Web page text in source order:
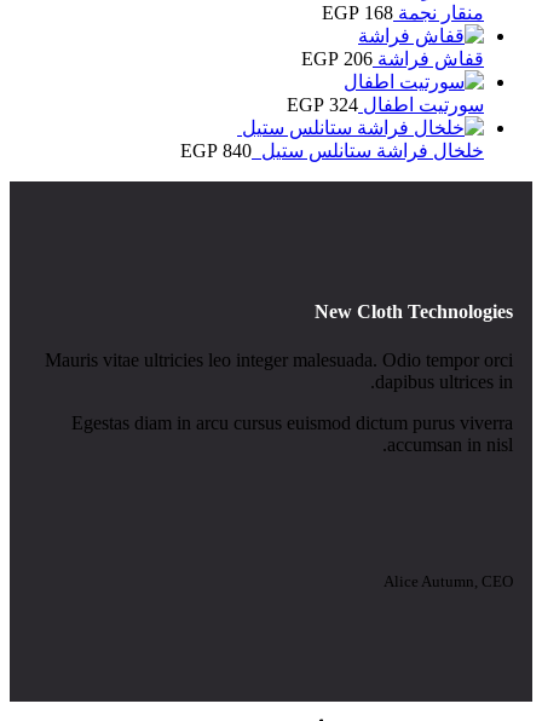
منقار نجمة EGP 168
قفاش فراشة EGP 206
سورتيت اطفال EGP 324
خلخال فراشة ستانلس ستيل EGP 840
New Cloth Technologies
Mauris vitae ultricies leo integer malesuada. Odio tempor orci
dapibus ultrices in.
Egestas diam in arcu cursus euismod dictum purus viverra
accumsan in nisl.
Alice Autumn, CEO